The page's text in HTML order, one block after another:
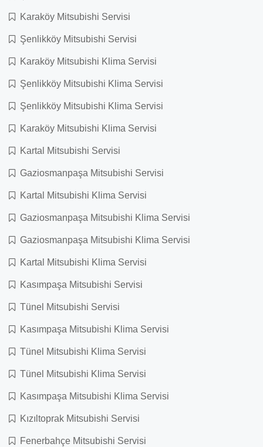
Karaköy Mitsubishi Servisi
Şenlikköy Mitsubishi Servisi
Karaköy Mitsubishi Klima Servisi
Şenlikköy Mitsubishi Klima Servisi
Şenlikköy Mitsubishi Klima Servisi
Karaköy Mitsubishi Klima Servisi
Kartal Mitsubishi Servisi
Gaziosmanpaşa Mitsubishi Servisi
Kartal Mitsubishi Klima Servisi
Gaziosmanpaşa Mitsubishi Klima Servisi
Gaziosmanpaşa Mitsubishi Klima Servisi
Kartal Mitsubishi Klima Servisi
Kasımpaşa Mitsubishi Servisi
Tünel Mitsubishi Servisi
Kasımpaşa Mitsubishi Klima Servisi
Tünel Mitsubishi Klima Servisi
Tünel Mitsubishi Klima Servisi
Kasımpaşa Mitsubishi Klima Servisi
Kızıltoprak Mitsubishi Servisi
Fenerbahçe Mitsubishi Servisi